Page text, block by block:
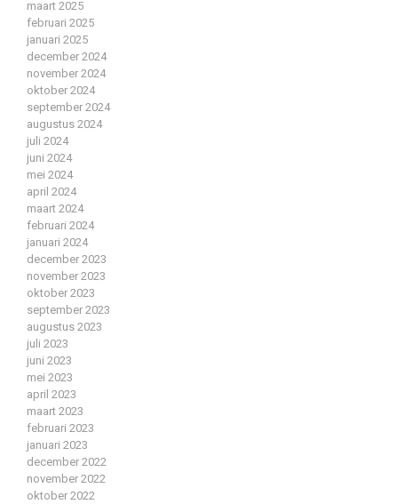
maart 2025
februari 2025
januari 2025
december 2024
november 2024
oktober 2024
september 2024
augustus 2024
juli 2024
juni 2024
mei 2024
april 2024
maart 2024
februari 2024
januari 2024
december 2023
november 2023
oktober 2023
september 2023
augustus 2023
juli 2023
juni 2023
mei 2023
april 2023
maart 2023
februari 2023
januari 2023
december 2022
november 2022
oktober 2022